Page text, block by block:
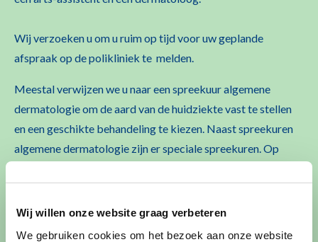
Wij willen onze website graag verbeteren
We gebruiken cookies om het bezoek aan onze website
Wij verzoeken u om u ruim op tijd voor uw geplande
afspraak op depolikliniek te melden.
Meestal verwijzen we u naar een spreekuur algemene
dermatologieom de aard van de huidziekte vast te stellen
en een geschikte behandeling te kiezen. Naast spreekuren
algemene dermatologie zijn er speciale spreekuren. Op
expertise. Enkele van dezespeciale spreekuren hebben een
multidisciplinair karakter. Ditbetekent dat we